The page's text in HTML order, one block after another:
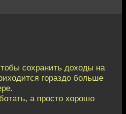
сохранить доходы на
гораздо больше
а просто хорошо